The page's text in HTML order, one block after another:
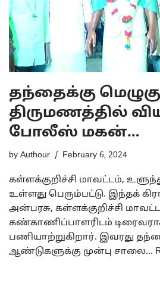
தந்தைக்கு
திருமணத்தில்
போலீஸ் மகன்…
by Authour February 6, 2024
கள்ளக்குறிச்சி மாவட்டம்,
உள்ளது பெரும்பட்டு. இந்தக்
அன்பரசு, கள்ளக்குறிச்சி
கண்காணிப்பாளரிடம்
பணியாற்றுகிறார். இவரது
ஆண்டுகளுக்கு முன்பு சாலை…